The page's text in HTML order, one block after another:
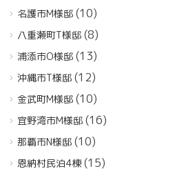
名護市M様邸 (10)
八重瀬町T様邸 (8)
浦添市O様邸 (13)
沖縄市T様邸 (12)
金武町M様邸 (10)
宜野湾市M様邸 (16)
那覇市N様邸 (10)
恩納村民泊4棟(15)